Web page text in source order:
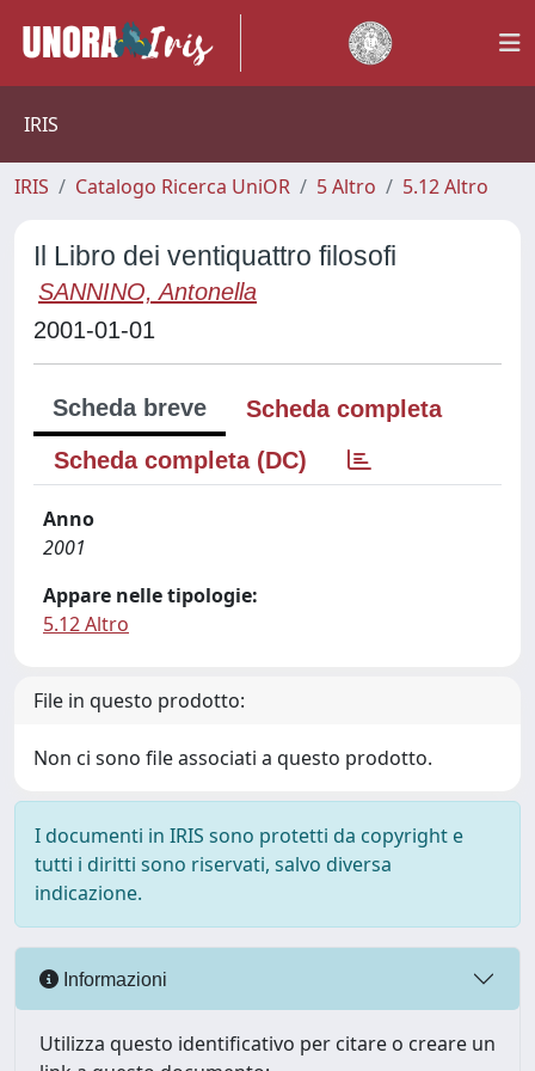
IRIS
IRIS Catalogo Ricerca UniOR 5 Altro 5.12 Altro
Il Libro dei ventiquattro filosofi
SANNINO, Antonella
2001-01-01
Scheda breve
Scheda completa
Scheda completa (DC)
Anno
2001
Appare nelle tipologie:
5.12 Altro
File in questo prodotto:
Non ci sono file associati a questo prodotto.
I documenti in IRIS sono protetti da copyright e
tutti i diritti sono riservati, salvo diversa
indicazione.
Informazioni
Utilizza questo identificativo per citare o creare un